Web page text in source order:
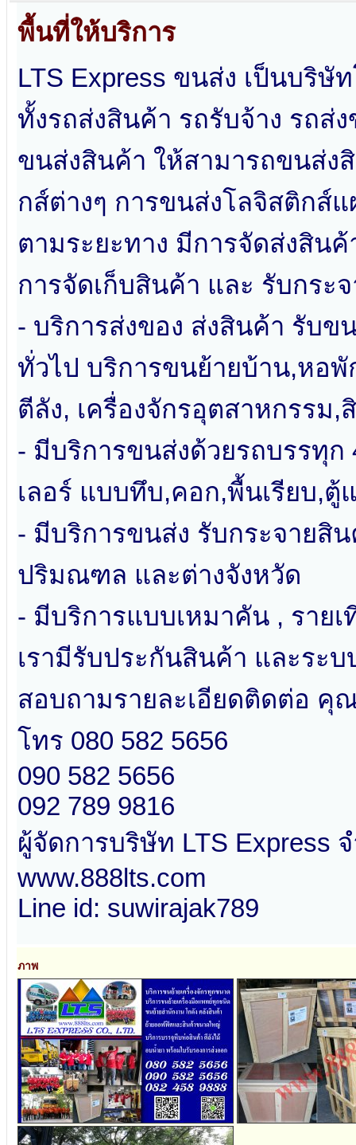
พื้นที่ให้บริการ
LTS Express​ ขนส่ง เป็นบริ
ทั้งรถส่งสินค้า รถรับจ้าง รถส่
ขนส่งสินค้า ให้สามารถขนส่ง
กส์ต่างๆ การขนส่งโลจิสติกส์
ตามระยะทาง มีการจัดส่งสิน
การจัดเก็บสินค้า และ รับกระ
- บริการส่งของ ส่งสินค้า รับ
ทั่วไป บริการขนย้ายบ้าน,หอพั
ตีลัง, เครื่องจักรอุตสาหกรรม
- มีบริการขนส่งด้วยรถบรรทุก
เลอร์ แบบทึบ,คอก,พื้นเรียบ,ตู้
- มีบริการขนส่ง รับกระจายสิ
ปริมณฑล และต่างจังหวัด
- มีบริการแบบเหมาคัน , รายเ
เรามีรับประกันสินค้า และระบ
สอบถามรายละเอียดติดต่อ คุ
โทร 080 582 5656​
090 582 5656
092 789 9816
ผู้จัดการบริษัท LTS Express​
www.888lts.com
Line id: suwirajak789
ภาพ